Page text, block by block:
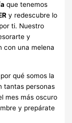
que tenemos
y redescubre lo
ti. Nuestro
y
con una melena
qué somos la
tantas personas
mes más oscuro
y prepárate